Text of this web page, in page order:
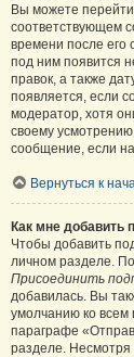
Вы можете
соответствующем
времени после его
под ним появится
правок, а также
появляется, если
модератор, хотя
своему
сообщение, если
Вернуться к
Как мне добавить
Чтобы добавить
личном разделе.
Присоединить
добавилась. Вы
умолчанию ко
параграфе
разделе. Несмотря